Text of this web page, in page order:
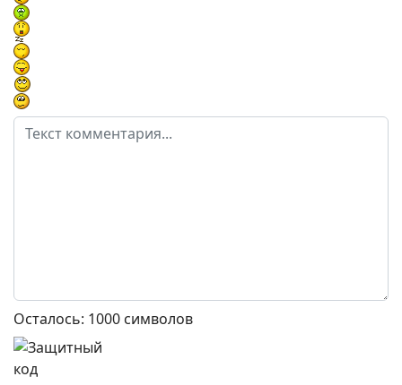
Осталось: 1000 символов